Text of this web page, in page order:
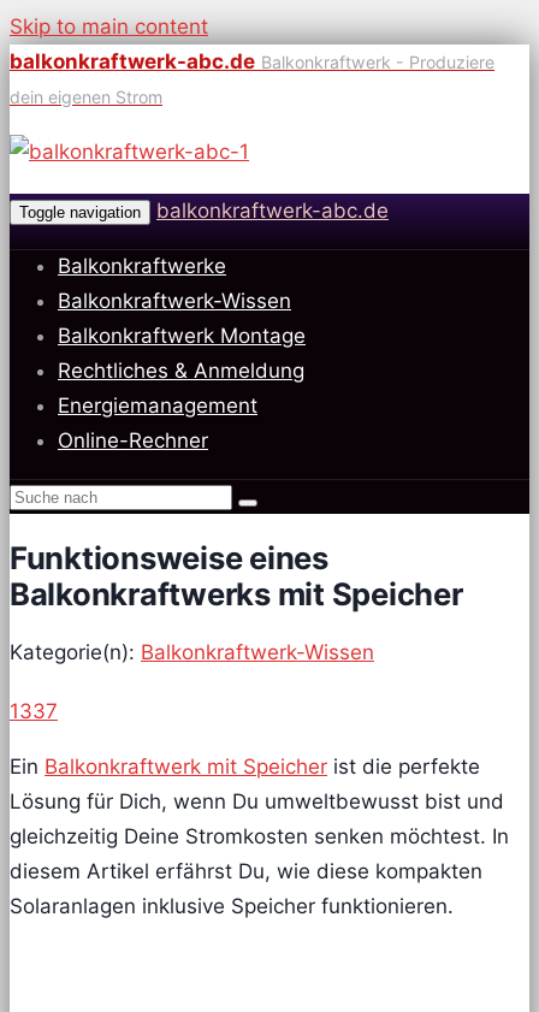
Skip to main content
balkonkraftwerk-abc.de Balkonkraftwerk - Produziere
dein eigenen Strom
Toggle navigation balkonkraftwerk-abc.de
Balkonkraftwerke
Balkonkraftwerk-Wissen
Balkonkraftwerk Montage
Rechtliches & Anmeldung
Energiemanagement
Online-Rechner
Funktionsweise eines
Balkonkraftwerks mit Speicher
Kategorie(n): Balkonkraftwerk-Wissen
1337
Ein Balkonkraftwerk mit Speicher ist die perfekte
Lösung für Dich, wenn Du umweltbewusst bist und
gleichzeitig Deine Stromkosten senken möchtest. In
diesem Artikel erfährst Du, wie diese kompakten
Solaranlagen inklusive Speicher funktionieren.